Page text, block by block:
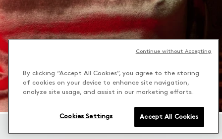
By clicking “Accept All Cookies”, you agree to the storing
of cookies on your device to enhance site navigation,
analyze site usage, and assist in our marketing efforts.
Accept All Cookies
Cookies Settings
Continue without Accepting